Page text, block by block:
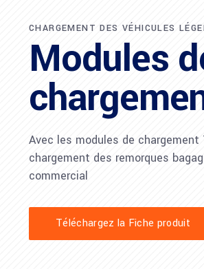
CHARGEMENT DES VÉHICULES
Modules
Avec les modules de
chargement des remorques
commercial
Téléchargez la Fiche produit